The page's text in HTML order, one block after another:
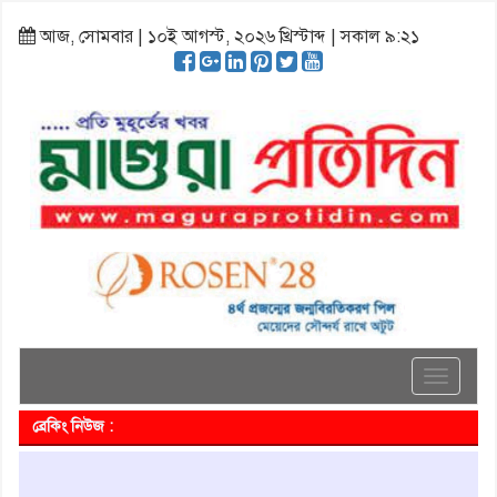
আজ, সোমবার | ১০ই আগস্ট, ২০২৬ খ্রিস্টাব্দ | সকাল ৯:২১
Toggle
ব্রেকিং নিউজ :